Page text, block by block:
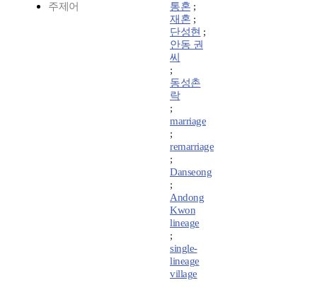
주제어 통혼 ;
재혼 ;
단성현 ;
안동 권
씨
;
동성촌
락
;
marriage
;
remarriage
;
Danseong
;
Andong
Kwon
lineage
;
single-
lineage
village